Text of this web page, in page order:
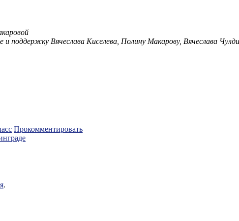
поддержку Вячеслава Киселева, Полину Макарову, Вячеслава
Прокомментировать
.